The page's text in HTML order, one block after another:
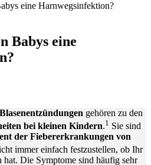
eine Harnwegsinfektion?
Babys eine
Blasenentzündungen gehören zu den
bei kleinen Kindern.1 Sie sind
der Fiebererkrankungen von
immer einfach festzustellen, ob Ihr
Die Symptome sind häufig sehr